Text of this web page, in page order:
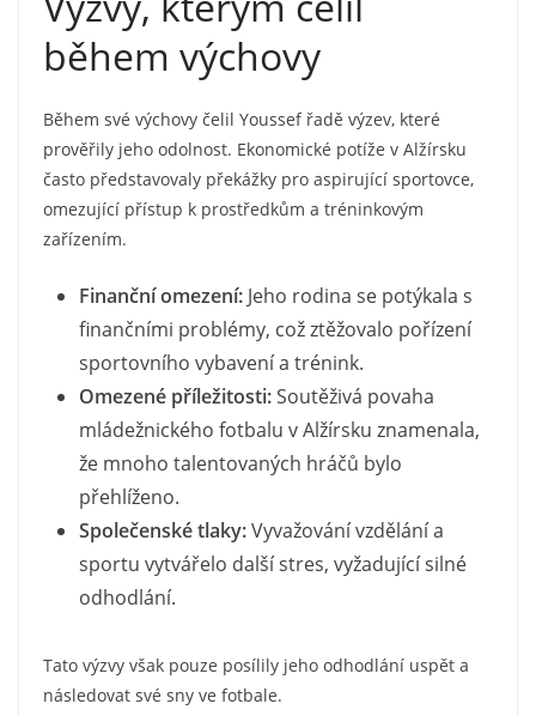
během výchovy
Během své výchovy čelil Youssef řadě výzev, které
prověřily jeho odolnost. Ekonomické potíže v Alžírsku
často představovaly překážky pro aspirující sportovce,
omezující přístup k prostředkům a tréninkovým
zařízením.
Finanční omezení: Jeho rodina se potýkala s
finančními problémy, což ztěžovalo pořízení
sportovního vybavení a trénink.
Omezené příležitosti:Soutěživá povaha
mládežnického fotbalu v Alžírsku znamenala,
že mnoho talentovaných hráčů bylo
přehlíženo.
Společenské tlaky:Vyvažování vzdělání a
sportu vytvářelo další stres, vyžadující silné
odhodlání.
Tato výzvy však pouze posílily jeho odhodlání uspět a
následovat své sny ve fotbale.